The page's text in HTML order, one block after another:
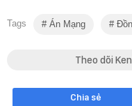
Tags Án Mạng
Theo dõi
Chia sẻ